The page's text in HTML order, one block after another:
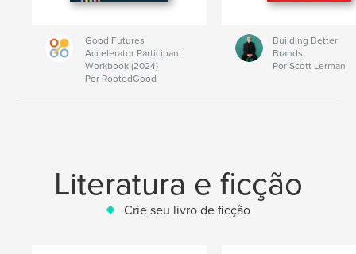
Good Futures
Accelerator Participant
Workbook (2024)
Por RootedGood
Building Better
Brands
Por Scott Lerman
Literatura e ficção
Crie seu livro de ficção